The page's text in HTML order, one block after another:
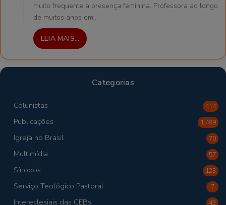
muito frequente a presença feminina. Professora ao longo
de muitos anos em…
LEIA MAIS...
Categorias
Colunistas 414
Publicações 1.499
Igreja no Brasil 70
Multimídia 57
Sínodos 123
Serviço Teológico Pastoral 7
Intereclesiais das CEBs 43